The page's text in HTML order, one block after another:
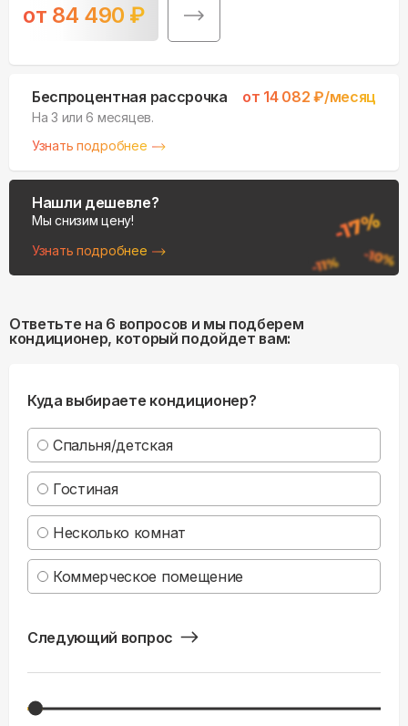
от 84 490 ₽
Беспроцентная рассрочка от 14 082 ₽/месяц
На 3 или 6 месяцев.
Узнать подробнее
Нашли дешевле?
Мы снизим цену!
Узнать подробнее
Ответьте на 6 вопросов и мы подберем
кондиционер, который подойдет вам:
Куда выбираете кондиционер?
Спальня/детская
Гостиная
Несколько комнат
Коммерческое помещение
Следующий вопрос